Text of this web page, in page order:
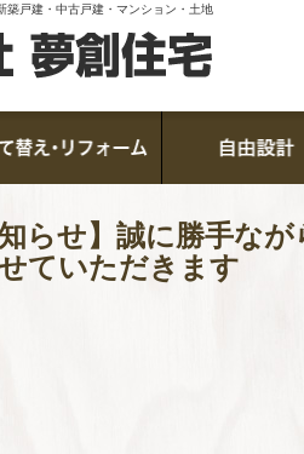
築戸建・中古戸建・マンション・土地
らせ】誠に勝手な
ていただきます